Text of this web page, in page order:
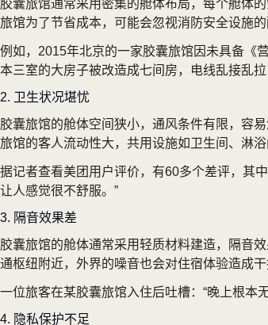
胶囊旅馆通常采用密集的舱体布局，每个舱体
旅馆为了节省成本，可能会忽视消防安全设施
例如，2015年北京的一家胶囊旅馆因未具备《
本三室的大房子被改造成七间房，电线乱接乱
2. 卫生状况堪忧
胶囊旅馆的舱体空间狭小，通风条件有限，容
旅馆的客人流动性大，共用设施如卫生间、淋
据记者查看美团用户评价，有60多个差评，其
让人感觉很不舒服。”
3. 隔音效果差
胶囊旅馆的舱体通常采用轻质材料建造，隔音
通枢纽附近，外界的噪音也会对住宿体验造成干
一位旅客在某胶囊旅馆入住后吐槽：“晚上根本
4. 隐私保护不足